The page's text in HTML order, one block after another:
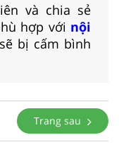
và chia sẻ
hợp với nội
bị cấm bình
Trang sau